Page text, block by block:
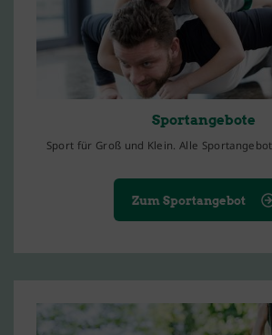
Sportangebote
Sport für Groß und Klein. Alle
Zum Sportangebot